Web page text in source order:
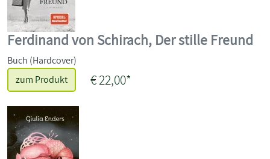
Ferdinand von Schirach, Der stille Freund
Buch (Hardcover)
zum Produkt
€ 22,00*